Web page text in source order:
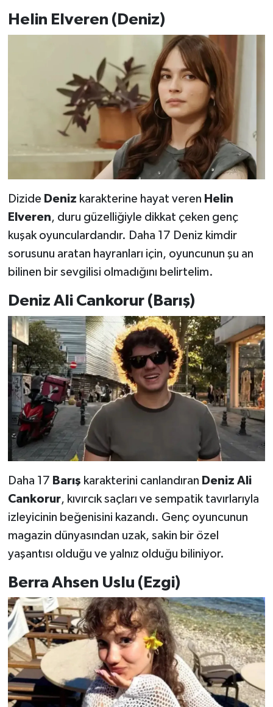
Helin Elveren (Deniz)
Dizide Deniz karakterine hayat veren Helin
Elveren, duru güzelliğiyle dikkat çeken genç
kuşak oyunculardandır. Daha 17 Deniz kimdir
sorusunu aratan hayranları için, oyuncunun şu an
bilinen bir sevgilisi olmadığını belirtelim.
Deniz Ali Cankorur (Barış)
Daha 17 Barış karakterini canlandıran Deniz Ali
Cankorur, kıvırcık saçları ve sempatik tavırlarıyla
izleyicinin beğenisini kazandı. Genç oyuncunun
magazin dünyasından uzak, sakin bir özel
yaşantısı olduğu ve yalnız olduğu biliniyor.
Berra Ahsen Uslu (Ezgi)